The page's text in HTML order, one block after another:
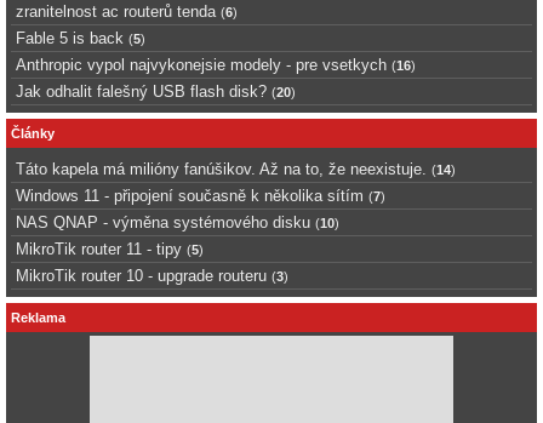
zranitelnost ac routerů tenda (6)
Fable 5 is back (5)
Anthropic vypol najvykonejsie modely - pre vsetkych (16)
Jak odhalit falešný USB flash disk? (20)
Články
Táto kapela má milióny fanúšikov. Až na to, že neexistuje. (14)
Windows 11 - připojení současně k několika sítím (7)
NAS QNAP - výměna systémového disku (10)
MikroTik router 11 - tipy (5)
MikroTik router 10 - upgrade routeru (3)
Reklama